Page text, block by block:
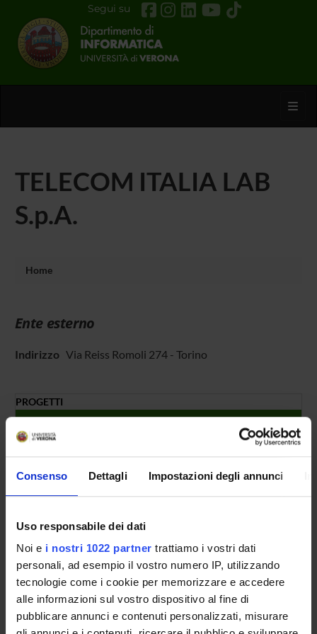
Consenso Dettagli Impostazioni degli annunci
Uso responsabile dei dati
Noi e i nostri 1022 partner trattiamo i vostri dati
personali, ad esempio il vostro numero IP, utilizzando
tecnologie come i cookie per memorizzare e accedere
alle informazioni sul vostro dispositivo al fine di
pubblicare annunci e contenuti personalizzati, misurare
Segui su
TELECOM ITALIA LAB
S.p.A.
Home
Ente esterno
IndirizzoVia Reiss Romoli 274 - Torino
PROGETTI
Ambienti per la progettazione di applicazioni per terminali
Modellazione, simulazione e sintesi di sistemi embedded di
ANNO
NUMERO
2003 1
2002 1